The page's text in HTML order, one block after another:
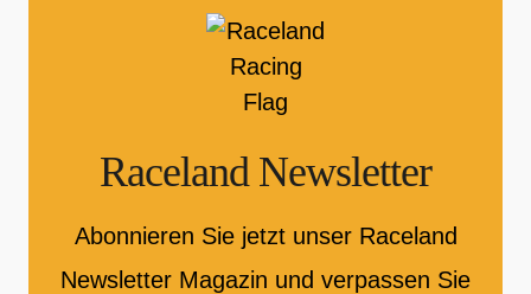
Raceland Newsletter
Abonnieren Sie jetzt unser Raceland
Newsletter Magazin und verpassen Sie